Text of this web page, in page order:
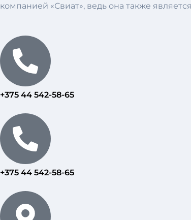
компанией «Свиат», ведь она также
+375 44 542-58-65
+375 44 542-58-65